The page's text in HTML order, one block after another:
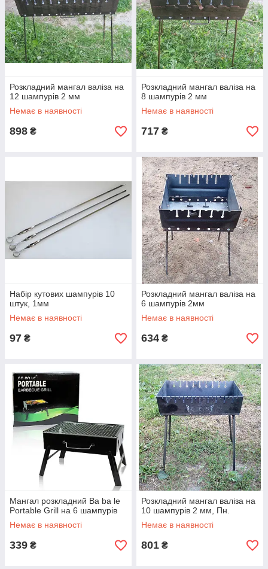
Розкладний мангал валіза на
12 шампурів 2 мм
Немає в наявності
898 ₴
Розкладний мангал валіза на
8 шампурів 2 мм
Немає в наявності
717 ₴
Набір кутових шампурів 10
штук, 1мм
Немає в наявності
97 ₴
Розкладний мангал валіза на
6 шампурів 2мм
Немає в наявності
634 ₴
Мангал розкладний Ba ba le
Portable Grill на 6 шампурів
Немає в наявності
339 ₴
Розкладний мангал валіза на
10 шампурів 2 мм, Пн.
Немає в наявності
801 ₴